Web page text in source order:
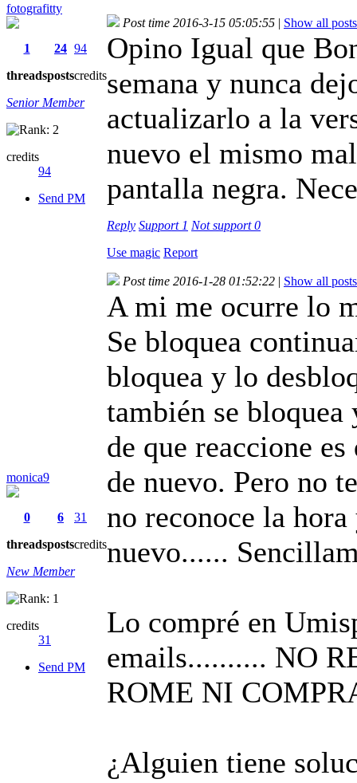
fotografitty
1
threads
24
posts
94
credits
Senior Member
credits
94
Send PM
Post time 2016-3-15 05:05:55 | Show all posts
Opino Igual que
semana y nunca
actualizarlo a la
nuevo el mismo
pantalla negra.
Reply Support 1 Not support0
Use magic Report
monica9
0
threads
6
posts
31
credits
New Member
credits
31
Send PM
Post time 2016-1-28 01:52:22 | Show all posts
A mi me ocurre lo
Se bloquea
bloquea y lo
también se
de que reaccione
de nuevo. Pero no
no reconoce la
nuevo......
Lo compré en
emails.......... NO
ROME NI
¿Alguien tiene